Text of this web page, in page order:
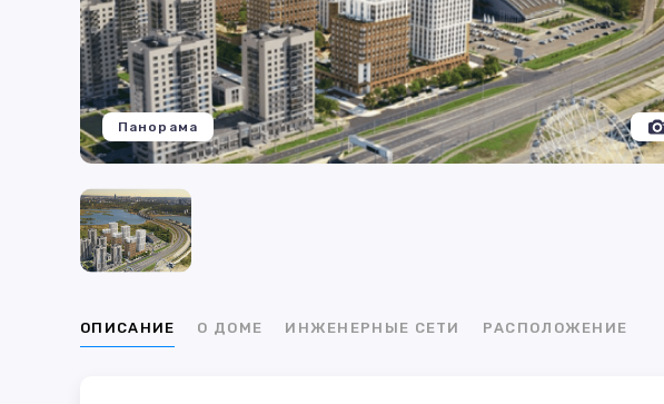
Панорама
ОПИСАНИЕ О ДОМЕ ИНЖЕНЕРНЫЕ СЕТИ РАСПОЛОЖЕНИЕ